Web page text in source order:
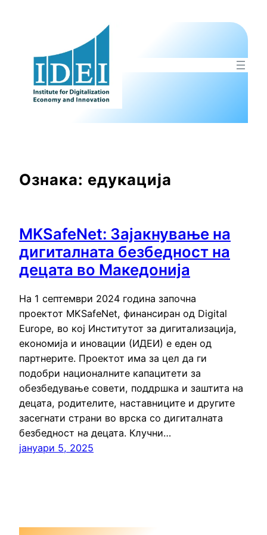
Ознака: едукација
MKSafeNet: Зајакнување на
дигиталната безбедност на
децата во Македонија
На 1 септември 2024 година започна
проектот MKSafeNet, финансиран од Digital
Europe, во кој Институтот за дигитализација,
економија и иновации (ИДЕИ) е еден од
партнерите. Проектот има за цел да ги
подобри националните капацитети за
обезбедување совети, поддршка и заштита на
децата, родителите, наставниците и другите
засегнати страни во врска со дигиталната
безбедност на децата. Клучни…
јануари 5, 2025